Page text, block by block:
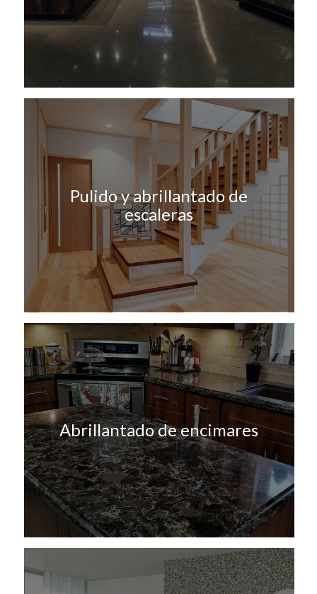
Pulido y abrillantado de
escaleras
Abrillantado de encimares